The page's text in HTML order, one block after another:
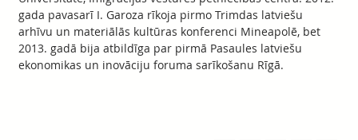
gada pavasarī I. Garoza rīkoja pirmo Trimdas latviešu
arhīvu un materiālās kultūras konferenci Mineapolē, bet
2013. gadā bija atbildīga par pirmā Pasaules latviešu
ekonomikas un inovāciju foruma sarīkošanu Rīgā.